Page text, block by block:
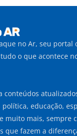
no Ar, seu portal
o que acontece
conteúdos
educação,
muito mais, sempre
que fazem a